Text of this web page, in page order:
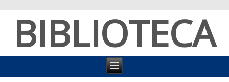
BIBLIOTECA